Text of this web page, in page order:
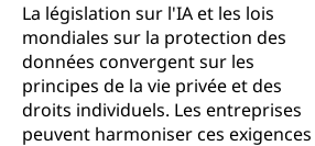
La législation sur l'IA et les lois
mondiales sur la protection des
données convergent sur les
principes de la vie privée et des
droits individuels. Les entreprises
peuvent harmoniser ces exigences